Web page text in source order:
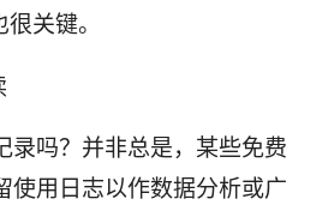
关键。
录吗？并非总是，某些免费
使用日志以作数据分析或广